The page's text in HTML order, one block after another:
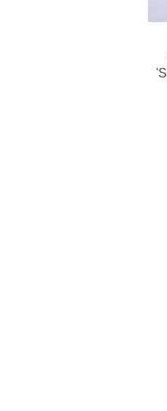
לפני חצי שנה הסוכנות 'Sharon Agancy'